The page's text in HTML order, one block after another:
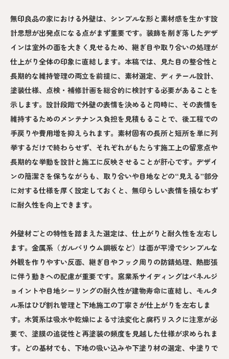
無印良品の家における外壁は、シンプルな形と素材感を生かす設
計思想が出発点になる点がまず重要です。装飾を削ぎ落したデザ
インは室外の面を大きく見せるため、継ぎ目や取り合いの処理が
仕上がり全体の印象に直結します。本稿では、見た目の整合性と
長期的な維持管理の両立を前提に、素材選定、ディテール設計、
塗装仕様、点検・補修計画を総合的に検討する必要があることを
示します。設計段階で外壁の表情を決めると同時に、その表情を
維持するためのメンテナンス負担を見積もることで、後工程での
手戻りや費用増を抑えられます。素材固有の長所と短所を単に列
挙するだけで終わらせず、それぞれがもたらす施工上の留意点や
長期的な挙動を設計と施工に反映させることが肝心です。デザイ
ンの簡潔さを保ちながらも、取り合いや目地などの“見える”部分
に対する仕様を厚く設定しておくと、無印らしい表情を損なわず
に耐久性を向上できます。
外壁材ごとの特性を踏まえた選定は、仕上がりと耐久性を左右し
ます。金属系（ガルバリウム鋼板など）は面が平滑でシンプルな
外観を作りやすい反面、継ぎ目やフック周りの防錆処理、熱膨張
に伴う動きへの配慮が重要です。窯業系サイディングはパネルジ
ョイントや目地シーリングの耐久性が建物寿命に直結し、モルタ
ル系はひび割れ管理と下地施工の丁寧さが仕上がりを左右しま
す。木質系は吸水や乾燥による寸法変化と腐朽リスクに注意が必
要で、塗膜の追従性と再塗装の頻度を見越した仕様が求められま
す。どの基材でも、下地の吸い込みや下塗り材の選定、中塗りで